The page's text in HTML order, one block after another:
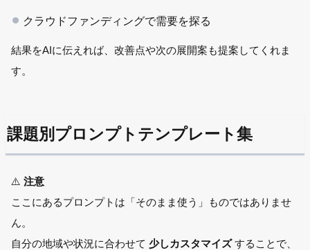
クラウドファンディングで需要を探る
結果をAIに伝えれば、改善点や次の展開案も提案してくれま
す。
課題別プロンプトテンプレート集
⚠️注意
ここにあるプロンプトは「そのまま使う」ものではありませ
ん。
自分の地域や状況に合わせて少しカスタマイズすることで、